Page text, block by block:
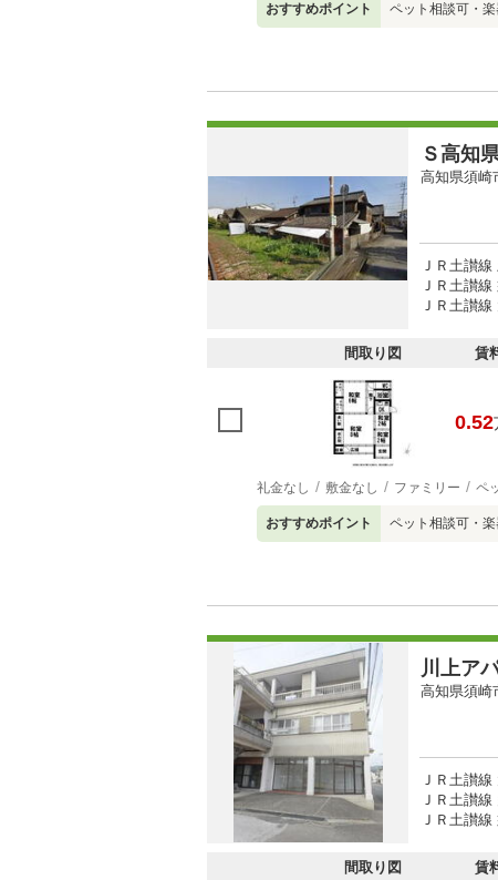
おすすめポイント ペット相談可・
Ｓ高知
高知県須崎
ＪＲ土讃
ＪＲ土讃
ＪＲ土讃
間取り図 賃
0.52
礼金なし 敷金なし ファミリー ペ
おすすめポイント ペット相談可・
川上ア
高知県須崎
ＪＲ土讃
ＪＲ土讃
ＪＲ土讃
間取り図 賃